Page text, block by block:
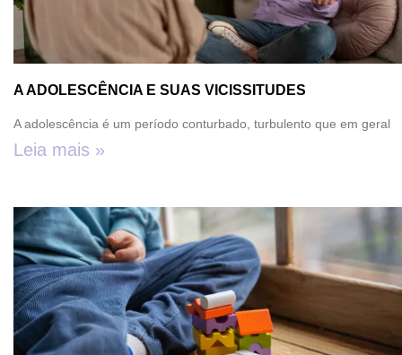
A ADOLESCÊNCIA E SUAS VICISSITUDES
A adolescência é um período conturbado, turbulento que em geral
Leia mais »